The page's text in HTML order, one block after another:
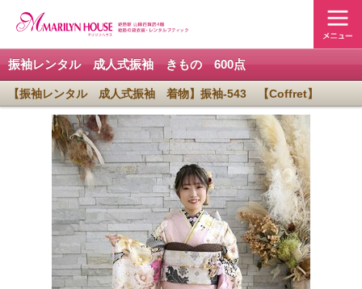
振袖レンタル 成人式振袖 きもの 600点
【振袖レンタル 成人式振袖 着物】振袖-543 【Coffret】